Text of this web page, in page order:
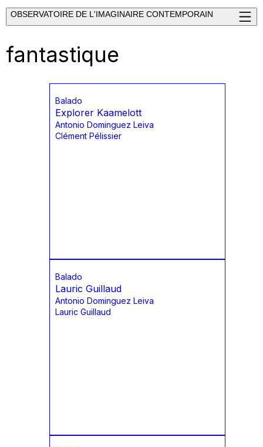
OBSERVATOIRE DE L'IMAGINAIRE CONTEMPORAIN
fantastique
Balado
Explorer Kaamelott
Antonio Dominguez Leiva
Clément Pélissier
Balado
Lauric Guillaud
Antonio Dominguez Leiva
Lauric Guillaud